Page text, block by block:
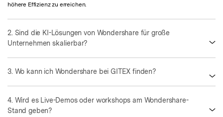
höhere Effizienz zu erreichen.
2. Sind die KI-Lösungen von Wondershare für große
Unternehmen skalierbar?
3. Wo kann ich Wondershare bei GITEX finden?
4. Wird es Live-Demos oder workshops am Wondershare-
Stand geben?